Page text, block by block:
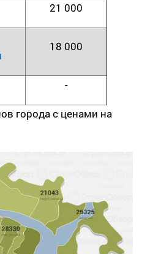
21 000
18 000
-
города с ценами на